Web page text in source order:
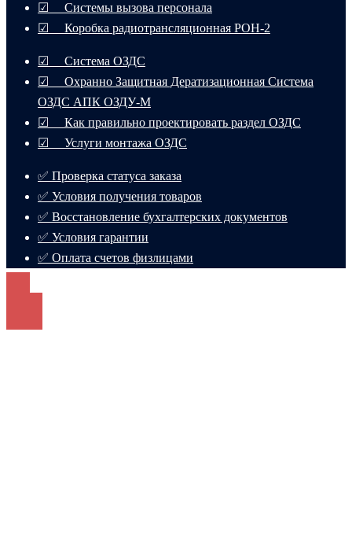
☑ Системы вызова персонала
☑ Коробка радиотрансляционная РОН-2
☑ Система ОЗДС
☑ Охранно Защитная Дератизационная Система
ОЗДС АПК ОЗДУ-М
☑ Как правильно проектировать раздел ОЗДС
☑ Услуги монтажа ОЗДС
✅ Проверка статуса заказа
✅ Условия получения товаров
✅ Восстановление бухгалтерских документов
✅ Условия гарантии
✅ Оплата счетов физлицами